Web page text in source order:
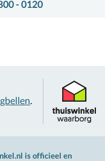
- 0120
.
is officieel en